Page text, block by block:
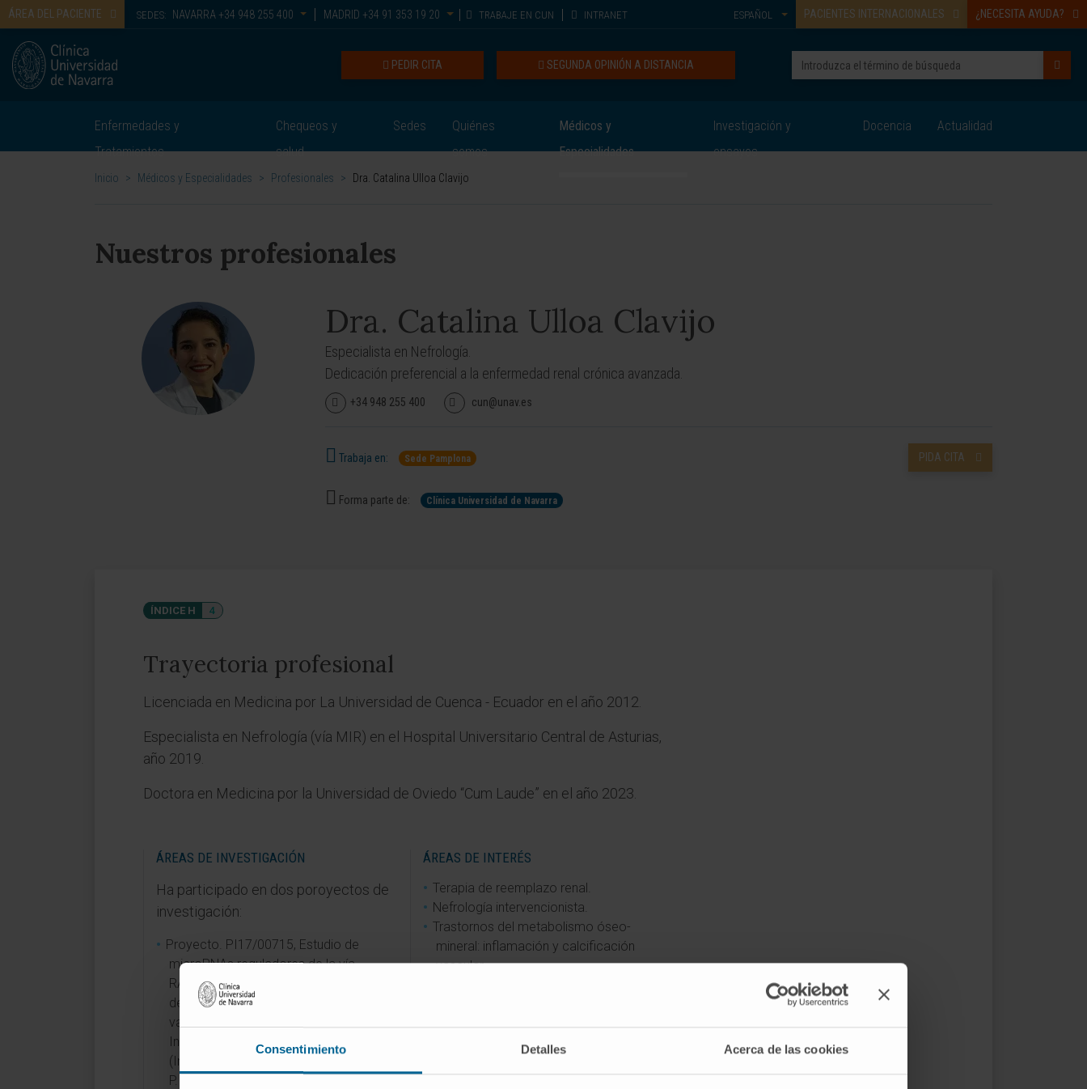
Consentimiento Detalles Acerca de las cookies
ÁREA DEL PACIENTE SEDES: NAVARRA +34 948 255 400 MADRID +34 91 353 19 20 TRABAJE EN CUN INTRANET PACIENTES INTERNACIONALES ¿NECESITA AYUDA?
ESPAÑOL
SEGUNDA OPINIÓN A DISTANCIA
PEDIR CITA
Enfermedades y
Tratamientos
Chequeos y
salud
Sedes
Quiénes
somos
Médicos y
Especialidades
Investigación y
ensayos
Docencia Actualidad
Inicio > Médicos y Especialidades > Profesionales > Dra. Catalina Ulloa Clavijo
Nuestros profesionales
Dra. Catalina Ulloa Clavijo
Especialista en Nefrología.
Dedicación preferencial a la enfermedad renal crónica avanzada.
+34 948 255 400 cun@unav.es
Trabaja en: Sede Pamplona PIDA CITA
Forma parte de: Clínica Universidad de Navarra
ÍNDICE H 4
Trayectoria profesional
Licenciada en Medicina por La Universidad de Cuenca - Ecuador en el año 2012.
Especialista en Nefrología (vía MIR) en el Hospital Universitario Central de Asturias,
año 2019.
Doctora en Medicina por la Universidad de Oviedo “Cum Laude” en el año 2023.
ÁREAS DE INVESTIGACIÓN
Ha participado en dos poroyectos de
investigación:
Proyecto. PI17/00715, Estudio de
microRNAs reguladores de la vía
RANK/RANKL/OPG como predictores
de mineralización (calcificación)
vascular y desmineralización ósea..
Instituto de Salud Carlos III. Panizo S.
(Instituto de Investigación Sanitaria del
P. de Asturias (ISPA)/ Hospital
ÁREAS DE INTERÉS
Terapia de reemplazo renal.
Nefrología intervencionista.
Trastornos del metabolismo óseo-
mineral: inflamación y calcificación
vascular.